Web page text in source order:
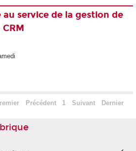
au service de la gestion de
Précédent 1 Suivant Dernier